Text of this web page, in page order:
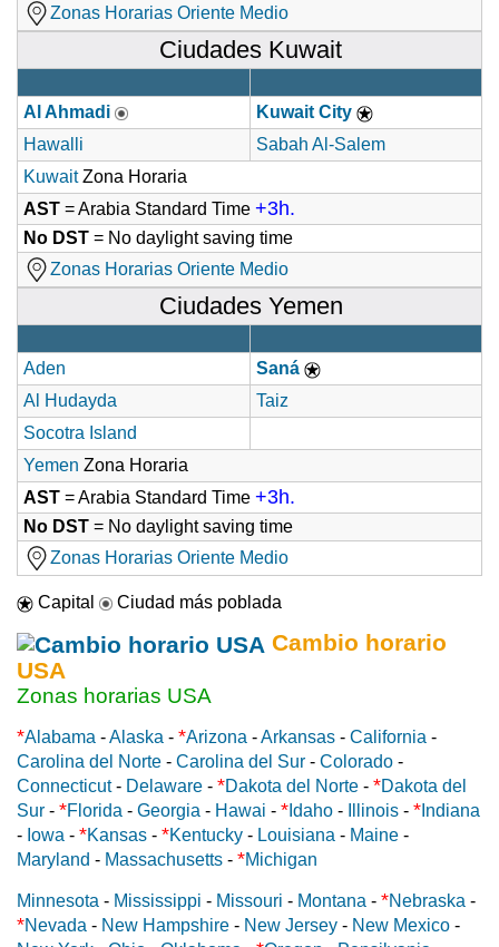
Zonas Horarias Oriente Medio
Ciudades Kuwait
Al Ahmadi
Kuwait City
Hawalli
Sabah Al-Salem
KuwaitZona Horaria
AST = Arabia Standard Time +3h.
No DST = No daylight saving time
Zonas Horarias Oriente Medio
Ciudades Yemen
Aden
Saná
Al Hudayda
Taiz
Socotra Island
Yemen Zona Horaria
AST = Arabia Standard Time +3h.
No DST = No daylight saving time
Zonas Horarias Oriente Medio
Capital Ciudad más poblada
Cambio horario
USA
Zonas horarias USA
*Alabama -Alaska - *Arizona -Arkansas - California -
Carolina del Norte - Carolina del Sur - Colorado -
Connecticut- Delaware - *Dakota del Norte - *Dakota del
Sur - *Florida - Georgia - Hawai - * Idaho - Illinois - * Indiana
- Iowa - *Kansas - *Kentucky - Louisiana - Maine -
Maryland - Massachusetts - *Michigan
Minnesota - Mississippi - Missouri - Montana - *Nebraska -
*Nevada - New Hampshire - New Jersey - New Mexico -